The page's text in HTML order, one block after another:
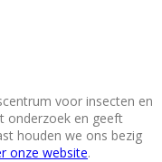
voor insecten en
onderzoek en geeft
houden we ons bezig
onze website.